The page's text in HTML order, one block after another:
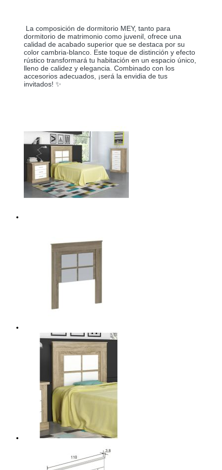
La composición de dormitorio MEY, tanto para
dormitorio de matrimonio como juvenil, ofrece una
calidad de acabado superior que se destaca por su
color cambria-blanco. Este toque de distinción y efecto
rústico transformará tu habitación en un espacio único,
lleno de calidez y elegancia. Combinado con los
accesorios adecuados, ¡será la envidia de tus
invitados! ✨